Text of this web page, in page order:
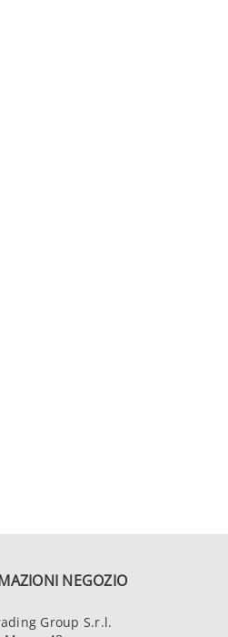
NEGOZIO
Group S.r.l.